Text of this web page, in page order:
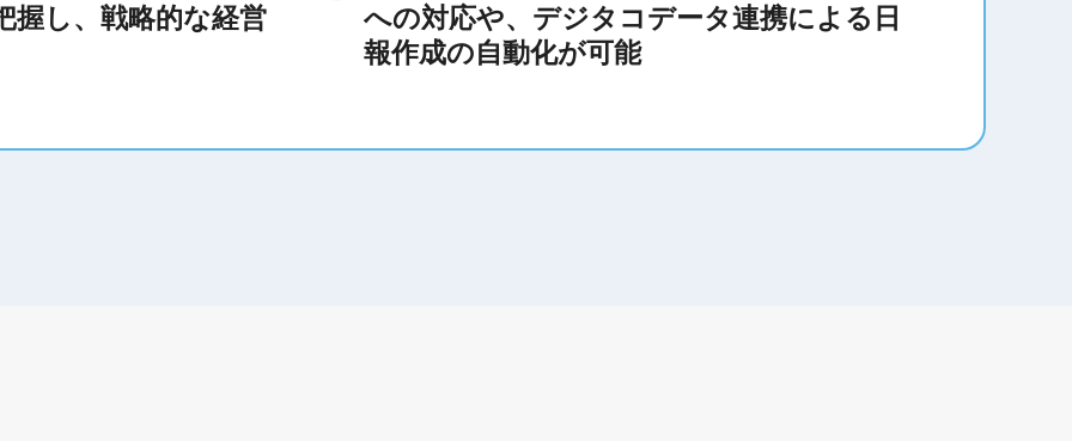
握し、戦略的な経営
への対応や、デジタコデータ連携による日
報作成の自動化が可能